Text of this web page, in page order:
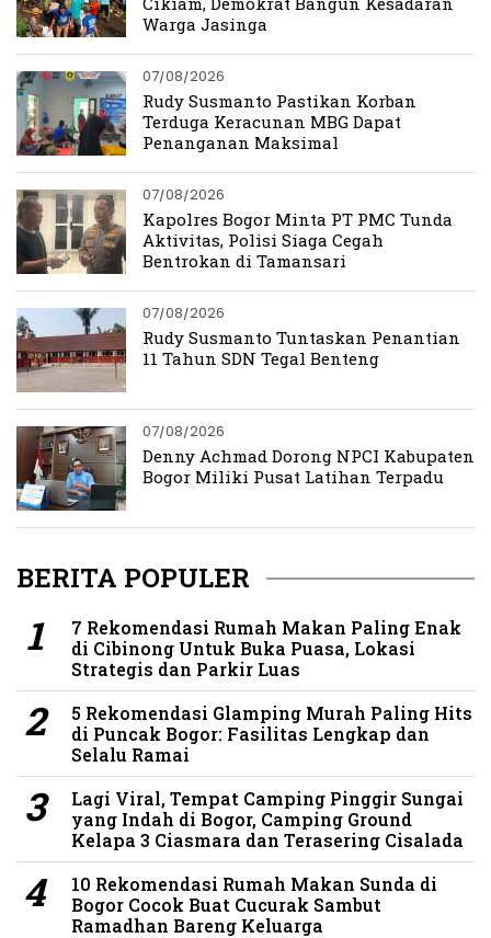
Warga Jasinga
07/08/2026
Rudy Susmanto Pastikan Korban
Terduga Keracunan MBG Dapat
Penanganan Maksimal
07/08/2026
Kapolres Bogor Minta PT PMC Tunda
Aktivitas, Polisi Siaga Cegah
Bentrokan di Tamansari
07/08/2026
Rudy Susmanto Tuntaskan Penantian
11 Tahun SDN Tegal Benteng
07/08/2026
Denny Achmad Dorong NPCI Kabupaten
Bogor Miliki Pusat Latihan Terpadu
BERITA POPULER
7 Rekomendasi Rumah Makan Paling Enak
di Cibinong Untuk Buka Puasa, Lokasi
Strategis dan Parkir Luas
5 Rekomendasi Glamping Murah Paling Hits
di Puncak Bogor: Fasilitas Lengkap dan
Selalu Ramai
Lagi Viral, Tempat Camping Pinggir Sungai
yang Indah di Bogor, Camping Ground
Kelapa 3 Ciasmara dan Terasering Cisalada
10 Rekomendasi Rumah Makan Sunda di
Bogor Cocok Buat Cucurak Sambut
Ramadhan Bareng Keluarga